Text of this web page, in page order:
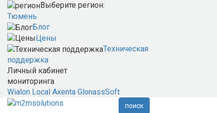
Выберите регион:
Тюмень
Блог
Цены
Техническая
поддержка
Личный кабинет
мониторинга
Wialon Local Axenta GlonassSoft
поиск